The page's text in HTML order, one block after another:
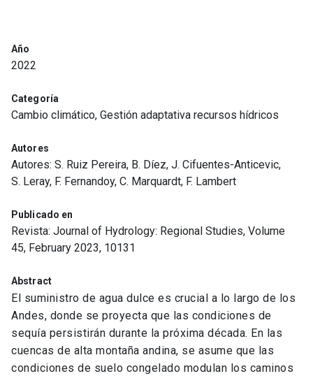
Año
2022
Categoría
Cambio climático, Gestión adaptativa recursos hídricos
Autores
Autores: S. Ruiz Pereira, B. Díez, J. Cifuentes-Anticevic,
S. Leray, F. Fernandoy, C. Marquardt, F. Lambert
Publicado en
Revista: Journal of Hydrology: Regional Studies, Volume
45, February 2023, 10131
Abstract
El suministro de agua dulce es crucial a lo largo de los
Andes, donde se proyecta que las condiciones de
sequía persistirán durante la próxima década. En las
cuencas de alta montaña andina, se asume que las
condiciones de suelo congelado modulan los caminos